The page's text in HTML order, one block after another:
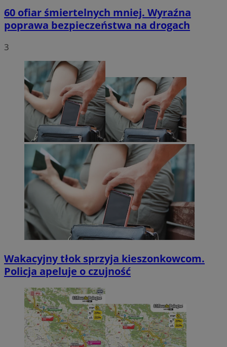
60 ofiar śmiertelnych mniej. Wyraźna
poprawa bezpieczeństwa na drogach
3
Wakacyjny tłok sprzyja kieszonkowcom.
Policja apeluje o czujność